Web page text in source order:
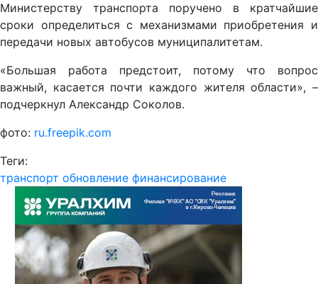
Министерству транспорта поручено в кратчайшие
сроки определиться с механизмами приобретения и
передачи новых автобусов муниципалитетам.
«Большая работа предстоит, потому что вопрос
важный, касается почти каждого жителя области», –
подчеркнул Александр Соколов.
фото: ru.freepik.com
Теги:
транспорт обновление финансирование